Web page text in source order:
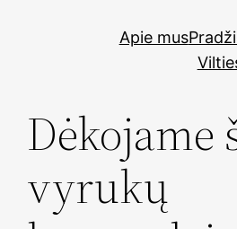
Apie mus
Dėkojame
vyrukų